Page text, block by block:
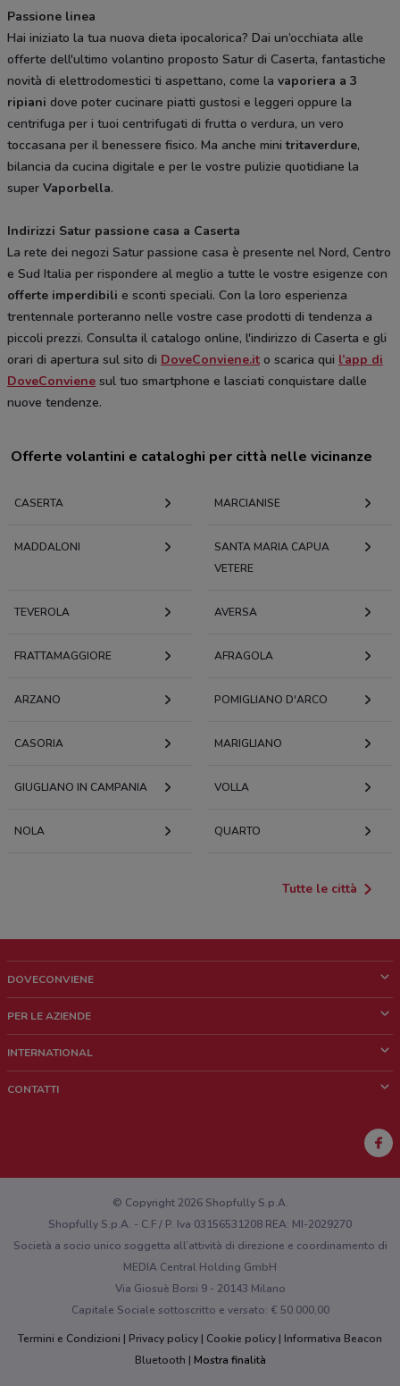
Passione linea
Hai iniziato la tua nuova dieta ipocalorica? Dai un’occhiata alle
offerte dell'ultimo volantino proposto Satur di Caserta, fantastiche
novità di elettrodomestici ti aspettano, come la vaporiera a 3
ripiani dove poter cucinare piatti gustosi e leggeri oppure la
centrifuga per i tuoi centrifugati di frutta o verdura, un vero
toccasana per il benessere fisico. Ma anche minitritaverdure,
bilancia da cucina digitale e per le vostre pulizie quotidiane la
super Vaporbella.
Indirizzi Satur passione casa a Caserta
La rete dei negozi Satur passione casa è presente nel Nord, Centro
e Sud Italia per rispondere al meglio a tutte le vostre esigenze con
offerte imperdibili e sconti speciali. Con la loro esperienza
trentennale porteranno nelle vostre case prodotti di tendenza a
piccoli prezzi. Consulta il catalogo online, l'indirizzo di Caserta e gli
orari di apertura sul sito di DoveConviene.it o scarica qui l’app di
DoveConviene sul tuo smartphone e lasciati conquistare dalle
nuove tendenze.
Offerte volantini e cataloghi per città nelle vicinanze
CASERTA MARCIANISE
MADDALONI
SANTA MARIA CAPUA
VETERE
TEVEROLA AVERSA
FRATTAMAGGIORE AFRAGOLA
ARZANO POMIGLIANO D'ARCO
CASORIA MARIGLIANO
GIUGLIANO IN CAMPANIA VOLLA
NOLA QUARTO
Tutte le città
DOVECONVIENE
Chi siamo
Lavora con noi
PER LE AZIENDE
Richieste commerciali e marketing
INTERNATIONAL
CONTATTI
Hai un malfunzionamento sul web o sull'app?
© Copyright 2026 Shopfully S.p.A.
Shopfully S.p.A. - C.F / P. Iva 03156531208 REA: MI-2029270
Società a socio unico soggetta all’attività di direzione e coordinamento di
MEDIA Central Holding GmbH
Via Giosuè Borsi 9 - 20143 Milano
Capitale Sociale sottoscritto e versato: € 50.000,00
Termini e Condizioni
Privacy policy Cookie policy
Informativa Beacon
Bluetooth
Mostra finalità